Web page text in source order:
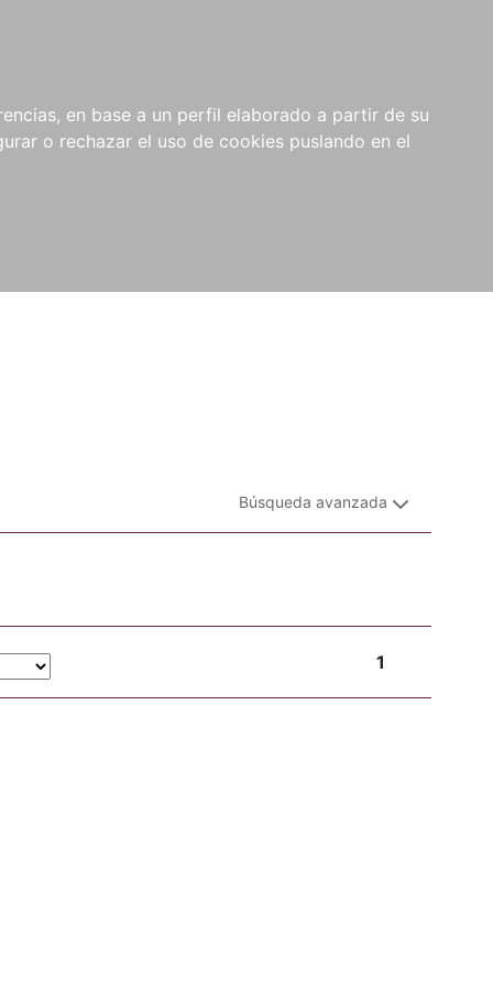
en base a un perfil elaborado a partir de su
o rechazar el uso de cookies puslando en el
NOVEDADES NOTICIAS
COMPRAS
INSTITUCIONALES
Búsqueda avanzada
1